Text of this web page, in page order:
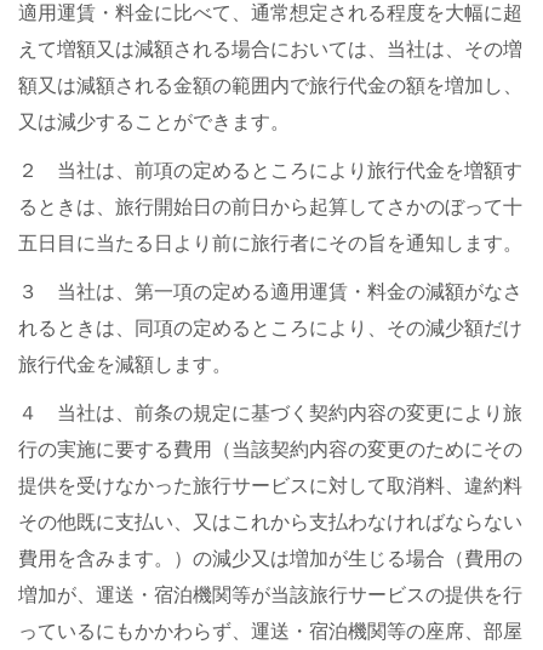
適用運賃・料金に比べて、通常想定される程度を大幅に超
えて増額又は減額される場合においては、当社は、その増
額又は減額される金額の範囲内で旅行代金の額を増加し、
又は減少することができます。
２ 当社は、前項の定めるところにより旅行代金を増額す
るときは、旅行開始日の前日から起算してさかのぼって十
五日目に当たる日より前に旅行者にその旨を通知します。
３ 当社は、第一項の定める適用運賃・料金の減額がなさ
れるときは、同項の定めるところにより、その減少額だけ
旅行代金を減額します。
４ 当社は、前条の規定に基づく契約内容の変更により旅
行の実施に要する費用（当該契約内容の変更のためにその
提供を受けなかった旅行サービスに対して取消料、違約料
その他既に支払い、又はこれから支払わなければならない
費用を含みます。）の減少又は増加が生じる場合（費用の
増加が、運送・宿泊機関等が当該旅行サービスの提供を行
っているにもかかわらず、運送・宿泊機関等の座席、部屋